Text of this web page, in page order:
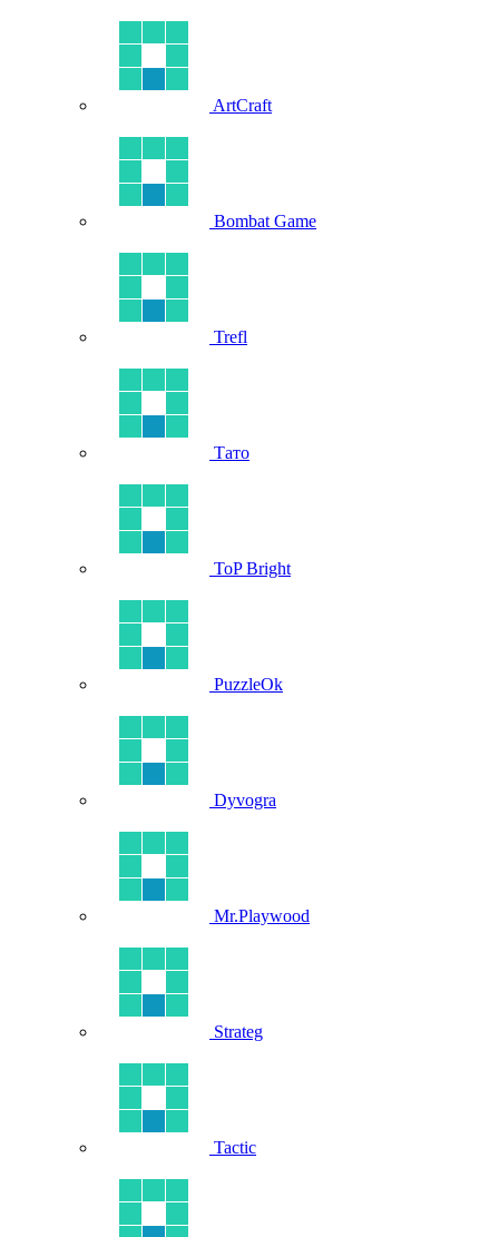
ArtCraft
Bombat Game
Trefl
Тато
ToP Bright
PuzzleOk
Dyvogra
Mr.Playwood
Strateg
Tactic